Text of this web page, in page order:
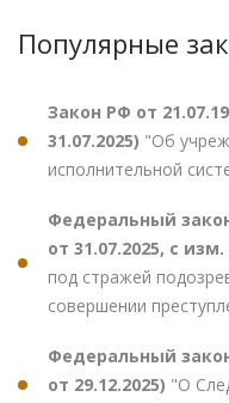
Популярные
Закон РФ от
31.07.2025) "Об
исполнительной
Федеральный
от 31.07.2025, с изм.
под стражей
совершении
Федеральный
от 29.12.2025) "О